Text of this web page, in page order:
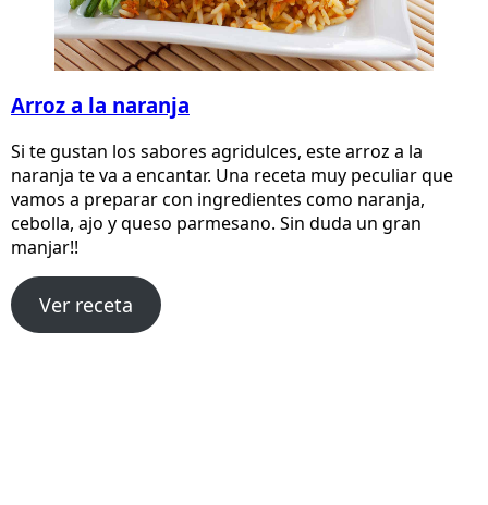
Arroz a la naranja
Si te gustan los sabores agridulces, este arroz a la
naranja te va a encantar. Una receta muy peculiar que
vamos a preparar con ingredientes como naranja,
cebolla, ajo y queso parmesano. Sin duda un gran
manjar!!
Ver receta